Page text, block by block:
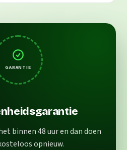
GARANTIE
binnen 48 uur en dan doen
opnieuw.